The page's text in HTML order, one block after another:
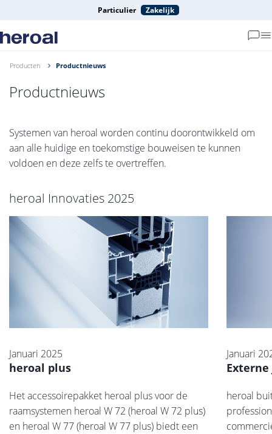
Particulier Zakelijk
Producten Productnieuws
Productnieuws
Systemen van heroal worden continu doorontwikkeld om
aan alle huidige en toekomstige bouweisen te kunnen
voldoen en deze zelfs te overtreffen.
heroal Innovaties 2025
Januari 2025
heroal plus
Het accessoirepakket heroal plus voor de
raamsystemen heroal W 72 (heroal W 72 plus)
en heroal W 77 (heroal W 77 plus) biedt een
Januari
heroal